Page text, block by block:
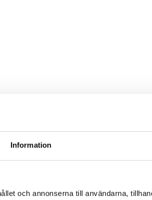
Information
och annonserna till användarna,